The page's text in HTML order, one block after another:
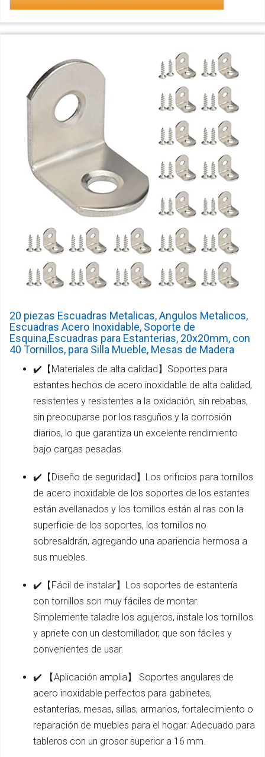
20 piezas Escuadras Metalicas, Angulos Metalicos,
Escuadras Acero Inoxidable, Soporte de
Esquina,Escuadras para Estanterias, 20x20mm, con
40 Tornillos, para Silla Mueble, Mesas de Madera
✔️【Materiales de alta calidad】Soportes para
estantes hechos de acero inoxidable de alta calidad,
resistentes y resistentes a la oxidación, sin rebabas,
sin preocuparse por los rasguños y la corrosión
diarios, lo que garantiza un excelente rendimiento
bajo cargas pesadas.
✔️【Diseño de seguridad】Los orificios para tornillos
de acero inoxidable de los soportes de los estantes
están avellanados y los tornillos están al ras con la
superficie de los soportes, los tornillos no
sobresaldrán, agregando una apariencia hermosa a
sus muebles.
✔️【Fácil de instalar】Los soportes de estantería
con tornillos son muy fáciles de montar.
Simplemente taladre los agujeros, instale los tornillos
y apriete con un destornillador, que son fáciles y
convenientes de usar.
✔️ 【Aplicación amplia】 Soportes angulares de
acero inoxidable perfectos para gabinetes,
estanterías, mesas, sillas, armarios, fortalecimiento o
reparación de muebles para el hogar. Adecuado para
tableros con un grosor superior a 16 mm.